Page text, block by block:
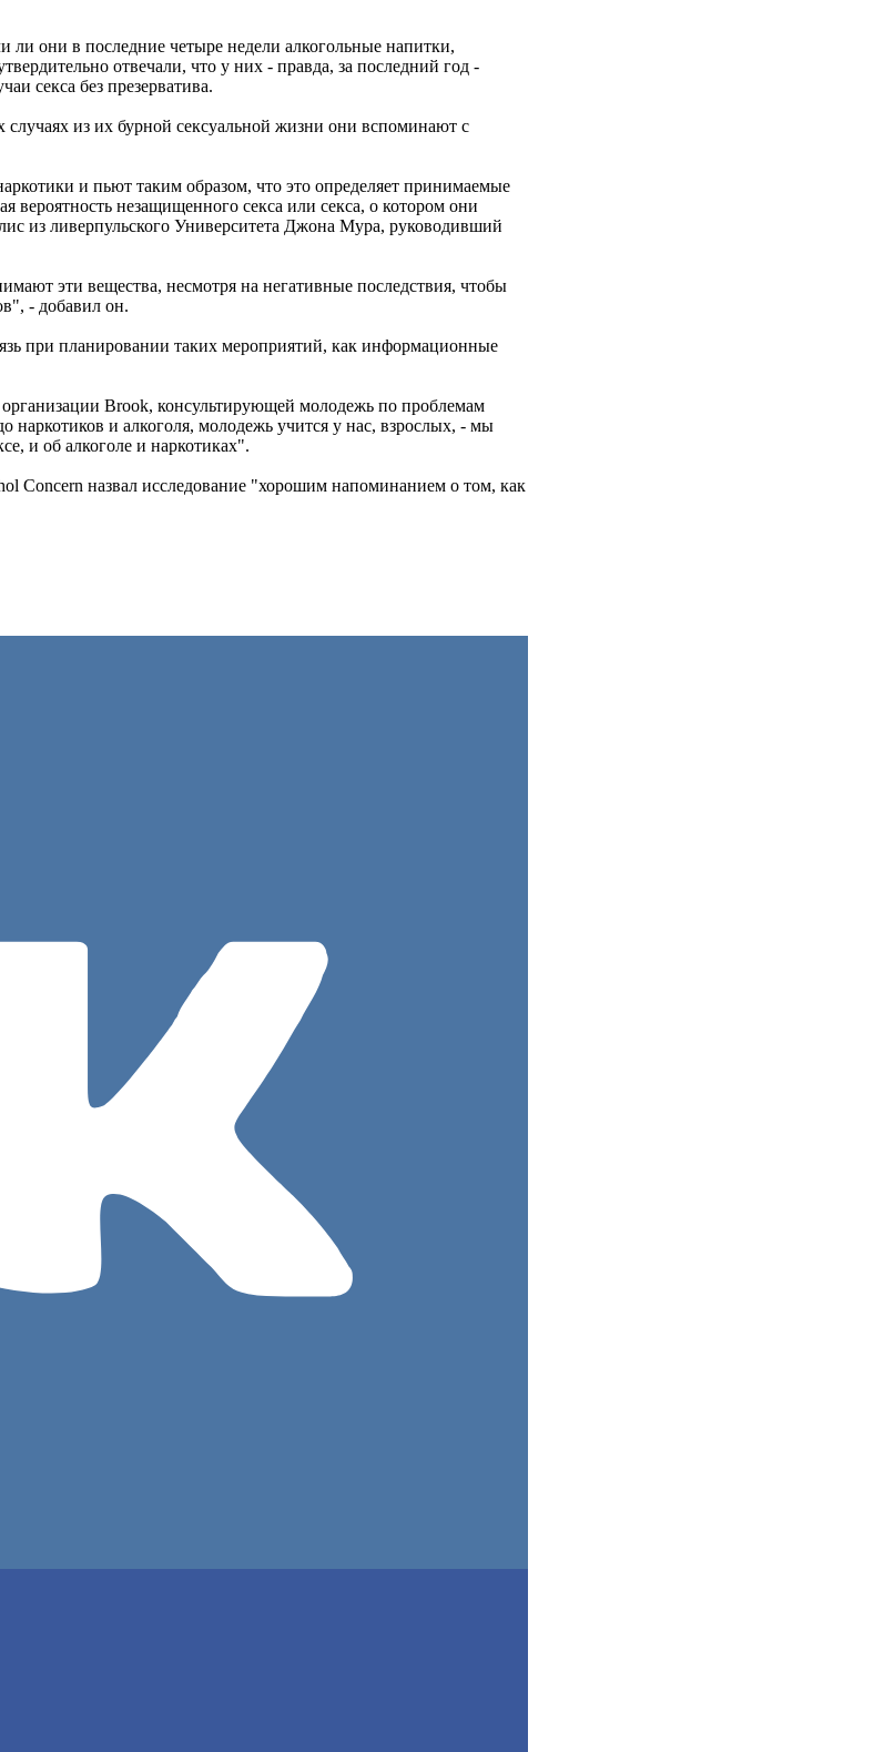
ли они в последние четыре недели алкогольные напитки,
отвечали, что у них - правда, за последний год -
секса без презерватива.
из их бурной сексуальной жизни они вспоминают с
и пьют таким образом, что это определяет принимаемые
незащищенного секса или секса, о котором они
из ливерпульского Университета Джона Мура, руководивший
эти вещества, несмотря на негативные последствия, чтобы
- добавил он.
при планировании таких мероприятий, как информационные
Brook, консультирующей молодежь по проблемам
наркотиков и алкоголя, молодежь учится у нас, взрослых, - мы
и об алкоголе и наркотиках".
Concern назвал исследование "хорошим напоминанием о том, как